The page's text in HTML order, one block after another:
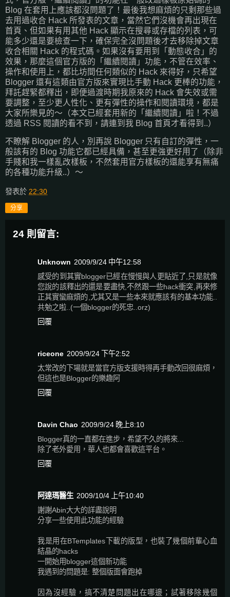
Blog 在套用上應該都沒問題了！最後我想麻煩的只剩那些過
去用過收合 Hack 所發表的文章，當然它們沒機會再出現在
首頁、但如果有用其他 Hack 顯示在搜尋或存檔的列表，可
能多少還是要檢查一下，確保完全沒問題後才去移除掉文章
收合相關 Hack 的程式碼。如果沒有要用到「動態收合」的
效果，那麼這個官方版的「繼續閱讀」功能，不管在效率、
操作和使用上，都比坊間任何類似的 Hack 來得好，只希望
Blogger 還有這類由官方版來實現比手動 Hack 更棒的功能，
拜託趕緊都釋出，即便過渡時期我原來的 Hack 會失效或需
要調整，至少更人性化、更有彈性的操作和閱讀環境，都是
大家所樂見的～（本文已經套用新的「繼續閱讀」啦！不過
透過 RSS 閱讀的看不到，請連到我 Blog 首頁才看得到..）
不瞭解 Blogger 的人，別再說 Blogger 只有自訂的彈性，一
般該有的 Blog 功能它都已經具備，甚至更強更好用了（除非
手賤和我一樣亂改樣板，不然套用官方樣板的還能享有無痛
的各種功能升級..）～
發表於 22:30
分享
24 則留言:
Unknown 2009/9/24 中午12:58
感受的到其實blogger已經在慢慢與人更貼近了,只是就像
您說的該釋出的還是要盡快,不然跟一些hack衝突,再來修
正其實蠻麻煩的,尤其又是一些本來就應該有的基本功能..
共勉之啦..(一個blogger的死忠..orz)
回覆
riceone 2009/9/24 下午2:52
太常改的下場就是當官方版支援時得再手動改回很麻煩，
但這也是Blogger的樂趣阿
回覆
Davin Chao 2009/9/24 晚上8:10
Blogger真的一直都在進步，希望不久的將來...
除了老外愛用，華人也都會喜歡這平台。
回覆
阿達瑪醫生 2009/10/4 上午10:40
謝謝Abin大大的詳盡說明
分享一些使用此功能的經驗
我是用在BTemplates下載的版型，也裝了幾個前輩心血
結晶的hacks
一開始用blogger這個新功能
我遇到的問題是: 整個版面會跑掉
因為沒經驗，搞不清楚問題出在哪邊；試著移除幾個